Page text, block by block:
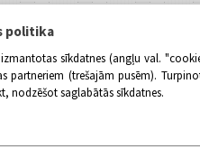
politika
sīkdatnes (angļu val.
partneriem (trešajām pusēm).
nodzēšot saglabātās sīkdatnes.